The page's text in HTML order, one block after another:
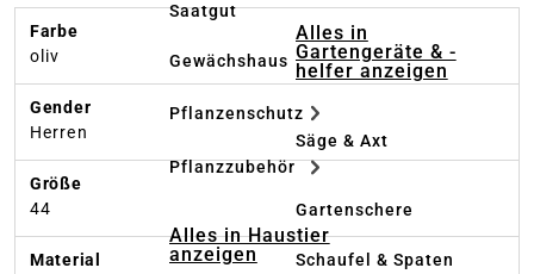
Saatgut
Gewächshaus
Pflanzenschutz
Pflanzzubehör
Alles in Haustier
anzeigen
Alles in
Gartengeräte & -
helfer anzeigen
Säge & Axt
Gartenschere
Schaufel & Spaten
Farbe
oliv
Gender
Herren
Größe
44
Material